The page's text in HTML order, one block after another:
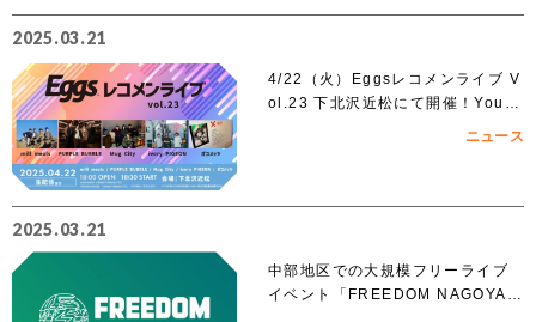
2025.03.21
4/22（火）Eggsレコメンライブ V
ol.23 下北沢近松にて開催！YouT
ニュース
2025.03.21
中部地区での大規模フリーライブ
イベント「FREEDOM NAGOYA 2